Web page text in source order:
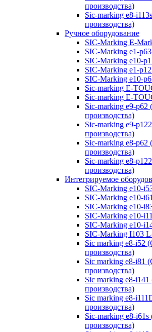
производства)
Sic-marking e8-
производства)
Ручное оборудование
SIC-Marking E-
SIC-Marking e1-
SIC-Marking e10-
SIC-Marking e1-
SIC-Marking e10-
Sic-marking E-
Sic-marking E-
Sic-marking e9-p62
производства)
Sic-marking e9-
производства)
Sic-marking e8-p62
производства)
Sic-marking e8-
производства)
Интегрируемое
SIC-Marking e10-
SIC-Marking e10-
SIC-Marking e10-
SIC-Marking e10-
SIC-Marking e10-
SIC-Marking I103
Sic marking e8-i52
производства)
Sic marking e8-i81
производства)
Sic marking e8-i141
производства)
Sic marking e8-
производства)
Sic-marking e8-i61s
производства)